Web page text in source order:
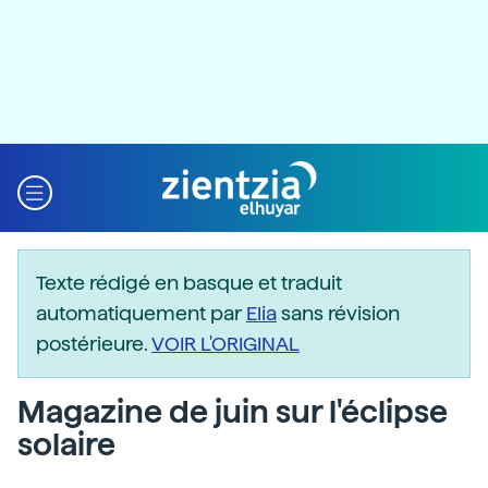
Texte rédigé en basque et traduit
automatiquement parEliasans révision
postérieure.VOIR L'ORIGINAL
Magazine de juin sur l'éclipse
solaire